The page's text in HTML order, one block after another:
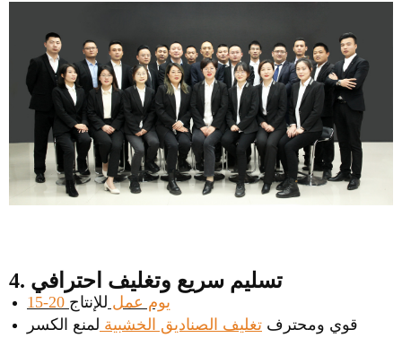
4. تسليم سريع وتغليف احترافي
15-20 يوم عمل للإنتاج
قوي ومحترف تغليف الصناديق الخشبية لمنع الكسر